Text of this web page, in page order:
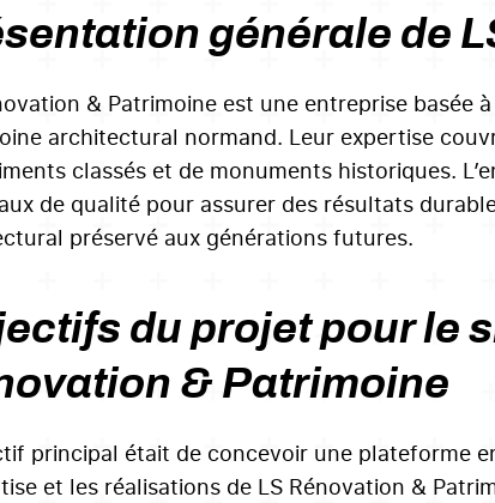
générale de
& Patrimoine est une entreprise basée
architectural normand. Leur expertise
classés et de monuments historiques.
de qualité pour assurer des résultats
préservé aux générations futures.
du projet pour le
& Patrimoine
principal était de concevoir une plateforme
et les réalisations de LS Rénovation &